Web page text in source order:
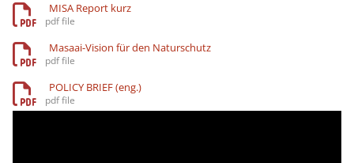
MISA Report kurz
Masaai-Vision für den Naturschutz
POLICY BRIEF (eng.)